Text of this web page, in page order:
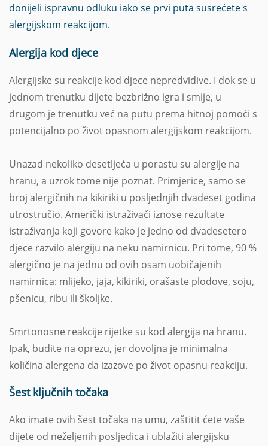
donijeli ispravnu odluku iako se prvi puta susrećete s
alergijskom reakcijom.
Alergija kod djece
Alergijske su reakcije kod djece nepredvidive. I dok se u
jednom trenutku dijete bezbrižno igra i smije, u
drugom je trenutku već na putu prema hitnoj pomoći s
potencijalno po život opasnom alergijskom reakcijom.
Unazad nekoliko desetljeća u porastu su alergije na
hranu, a uzrok tome nije poznat. Primjerice, samo se
broj alergičnih na kikiriki u posljednjih dvadeset godina
utrostručio. Američki istraživači iznose rezultate
istraživanja koji govore kako je jedno od dvadesetero
djece razvilo alergiju na neku namirnicu. Pri tome, 90 %
alergično je na jednu od ovih osam uobičajenih
namirnica: mlijeko, jaja, kikiriki, orašaste plodove, soju,
pšenicu, ribu ili školjke.
Smrtonosne reakcije rijetke su kod alergija na hranu.
Ipak, budite na oprezu, jer dovoljna je minimalna
količina alergena da izazove po život opasnu reakciju.
Šest ključnih točaka
Ako imate ovih šest točaka na umu, zaštitit ćete vaše
dijete od neželjenih posljedica i ublažiti alergijsku